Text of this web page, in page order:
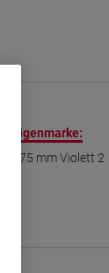
Eigenmarke:
75 mm Violett 2